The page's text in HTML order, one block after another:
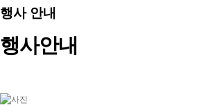
행사 안내
행사안내